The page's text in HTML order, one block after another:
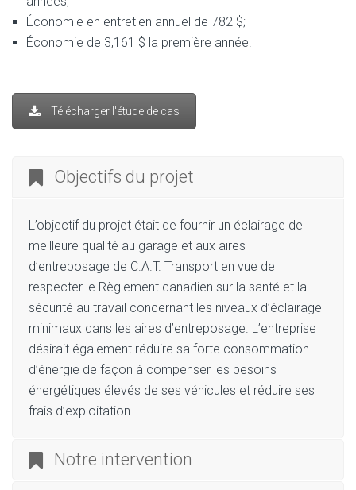
Économie en entretien annuel de 782 $;
Économie de 3,161 $ la première année.
Télécharger l'étude de cas
Objectifs du projet
L’objectif du projet était de fournir un éclairage de
meilleure qualité au garage et aux aires
d’entreposage de C.A.T. Transport en vue de
respecter le Règlement canadien sur la santé et la
sécurité au travail concernant les niveaux d’éclairage
minimaux dans les aires d’entreposage. L’entreprise
désirait également réduire sa forte consommation
d’énergie de façon à compenser les besoins
énergétiques élevés de ses véhicules et réduire ses
frais d’exploitation.
Notre intervention